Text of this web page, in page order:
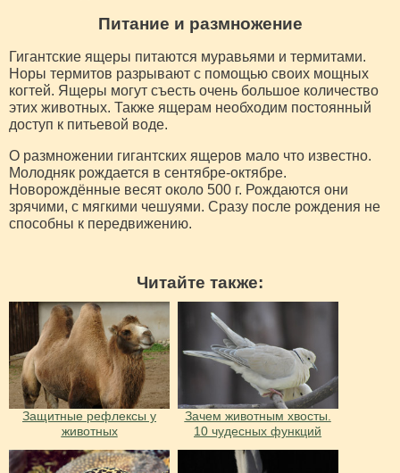
Питание и размножение
Гигантские ящеры питаются муравьями и термитами.
Норы термитов разрывают с помощью своих мощных
когтей. Ящеры могут съесть очень большое количество
этих животных. Также ящерам необходим постоянный
доступ к питьевой воде.
О размножении гигантских ящеров мало что известно.
Молодняк рождается в сентябре-октябре.
Новорождённые весят около 500 г. Рождаются они
зрячими, с мягкими чешуями. Сразу после рождения не
способны к передвижению.
Читайте также:
Защитные рефлексы у
животных
Зачем животным хвосты.
10 чудесных функций